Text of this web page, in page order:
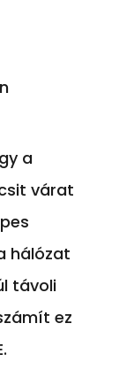
a
várat
hálózat
távoli
ez